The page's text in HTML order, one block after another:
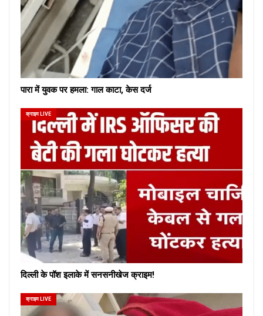
पारा में युवक पर हमला: गाल काटा, केस दर्ज
क्राइम LIVE
दिल्ली के पॉश इलाके में सनसनीखेज क्राइम!
क्राइम LIVE